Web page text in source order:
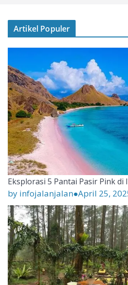
Artikel Populer
Eksplorasi 5 Pantai Pasir Pink di
by infojalanjalan●April 25,